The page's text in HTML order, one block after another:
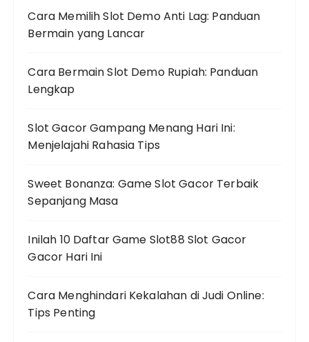
Cara Memilih Slot Demo Anti Lag: Panduan
Bermain yang Lancar
Cara Bermain Slot Demo Rupiah: Panduan
Lengkap
Slot Gacor Gampang Menang Hari Ini:
Menjelajahi Rahasia Tips
Sweet Bonanza: Game Slot Gacor Terbaik
Sepanjang Masa
Inilah 10 Daftar Game Slot88 Slot Gacor
Gacor Hari Ini
Cara Menghindari Kekalahan di Judi Online:
Tips Penting